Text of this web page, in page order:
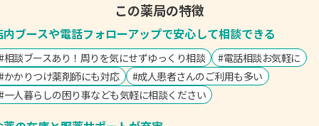
この薬局の特徴
内ブースや電話フォローアップで安心して相談できる
相談ブースあり！周りを気にせずゆっくり相談
#電話相談お気軽に
かかりつけ薬剤師にも対応
#成人患者さんのご利用も多い
一人暮らしの困り事なども気軽に相談ください